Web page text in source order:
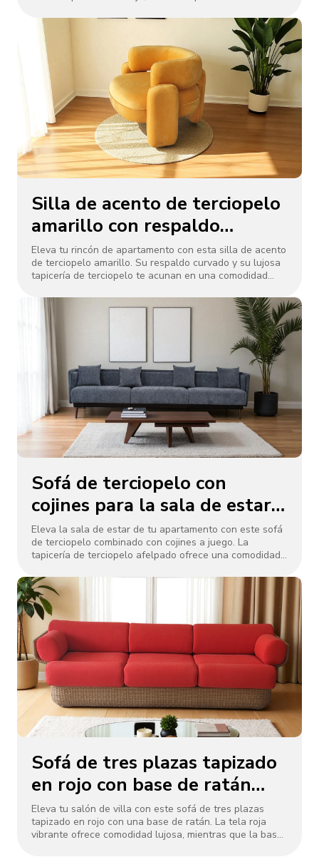
gruesos aseguran una relajación acogedora, perfecta
para relajarse o hospedar. Fusionando el diseño
moderno con curvas elegantes, complementa la
decoración de villas de lujo. La robusta artesanía
garantiza la durabilidad, lo que la convierte en una
pieza central elegante para una vida refinada.
Silla de acento de terciopelo
amarillo con respaldo
curvado para esquina de
apartamento
Eleva tu rincón de apartamento con esta silla de acento
de terciopelo amarillo. Su respaldo curvado y su lujosa
tapicería de terciopelo te acunan en una comodidad
redondeada se adapta perfectamente a espacios
compactos, agregando un toque vibrante y lujoso a los
interiores modernos. Fácil de combinar con alfombras o
vegetación, combina comodidad y diseño, perfecto para
relajarse en la vida urbana.
Sofá de terciopelo con
cojines para la sala de estar
del apartamento
Eleva la sala de estar de tu apartamento con este sofá
de terciopelo combinado con cojines a juego. La
tapicería de terciopelo afelpado ofrece una comodidad
acogedor. Su diseño moderno, con una estructura
robusta y líneas elegantes, se adapta a espacios
compactos. Ideal para relajarse o entretenerse, combina
a la perfección con la decoración contemporánea,
aportando elegancia y funcionalidad a su hogar.
Sofá de tres plazas tapizado
en rojo con base de ratán
para Villa Lounge
Eleva tu salón de villa con este sofá de tres plazas
tapizado en rojo con una base de ratán. La tela roja
vibrante ofrece comodidad lujosa, mientras que la base